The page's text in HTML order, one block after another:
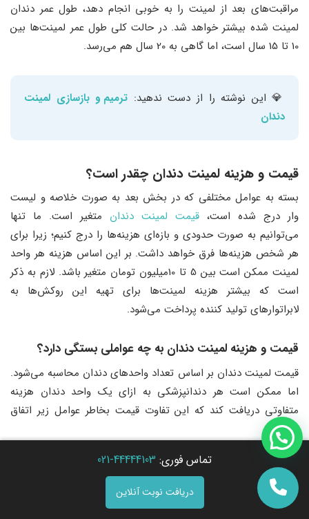
مراقبت‌های بعد از لمینت را به خوبی انجام دهد، طول عمر دندان
لمینت شده بیشتر خواهد شد. در حالت کلی طول عمر لمینت‌ها بین
10 تا 15 سال است، اما گاهی به 20 سال هم می‌رسد.
💎 این نوشته را از دست ندهید: ترمیم و بازسازی لمینت
دندان
قیمت و هزینه لمینت دندان چقدر است؟
بسته به عوامل مختلفی که در بخش بعد به صورت خلاصه و لیست
وار درج شده است، قیمت لمینت دندان متغیر است. ما تنها
می‌توانیم به صورت حدودی و بازه‌ای هزینه‌ها را درج کنیم؛ زیرا برای
هر شخص هزینه‌ها فرق خواهد داشت. بر این اساس هزینه هر واحد
لمینت ممکن است بین 5 تا 10میلیون تومان متغیر باشد. لازم به ذکر
است که بیشتر هزینه لمینت‌ها برای تهیه این روکش‌ها به
لابراتوارهای تولید کننده پرداخت می‌شود.
قیمت و هزینه لمینت دندان به چه عواملی بستگی دارد؟
قیمت لمینت دندان بر اساس تعداد واحدهای دندان محاسبه می‌شود.
اما ممکن است هر دندانپزشکی به ازای یک واحد دندان هزینه
متفاوتی دریافت کند که این تفاوت قیمت بخاطر عوامل زیر اتفاق
می‌افتد:
برنامه متفاوت دندانپزشک برای هر مراجعه کننده
موقعیت مکانی مطب
کیفیت تجهیزات دندانپزشکی
تماس فوری: 44444103-021
دریافت نوبت آنلاین